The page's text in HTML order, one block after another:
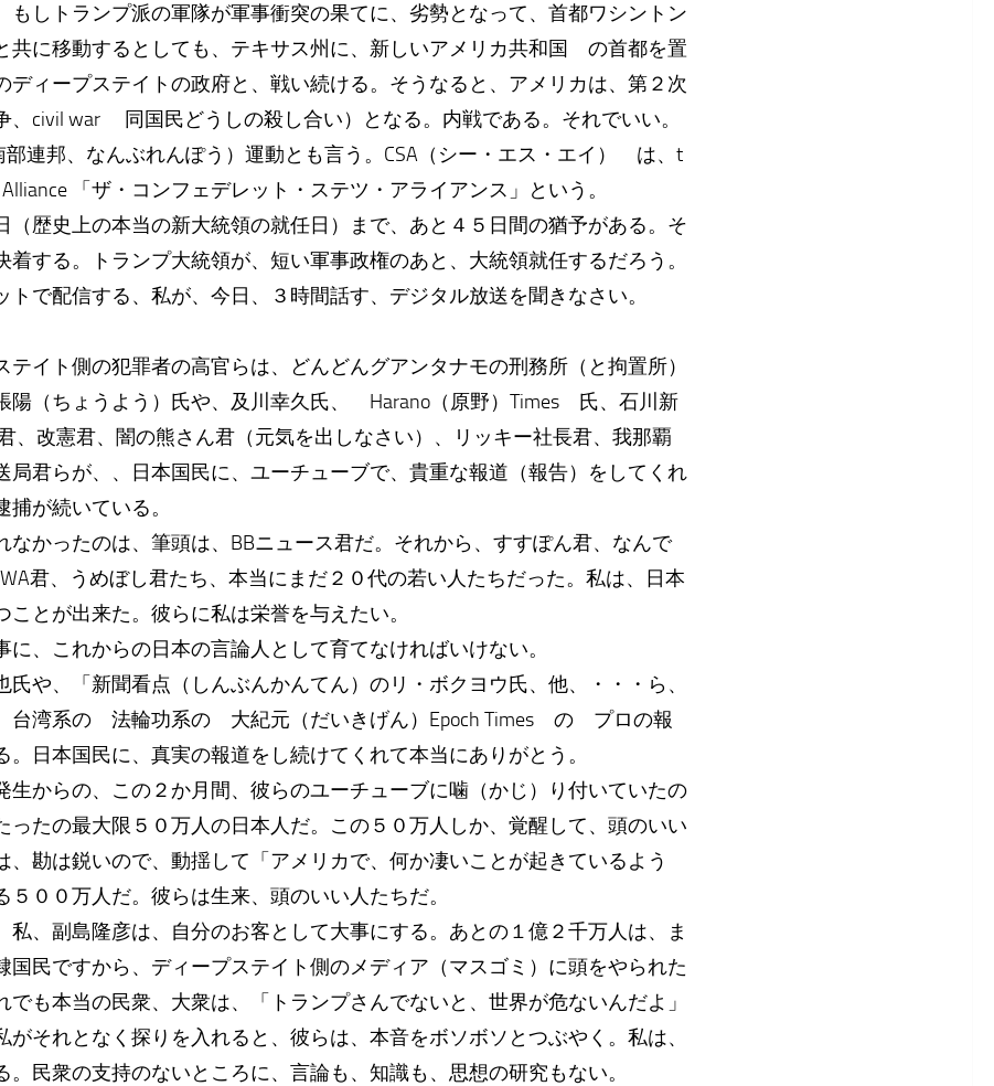
しトランプ派の軍隊が軍事衝突の果てに、劣勢となって、首都ワシントン
共に移動するとしても、テキサス州に、新しいアメリカ共和国 の首都を置
ディープステイトの政府と、戦い続ける。そうなると、アメリカは、第２次
、civil war 同国民どうしの殺し合い）となる。内戦である。それでいい。
連邦、なんぶれんぽう）運動とも言う。CSA（シー・エス・エイ） は、t
Alliance 「ザ・コンフェデレット・ステツ・アライアンス」という。
歴史上の本当の新大統領の就任日）まで、あと４５日間の猶予がある。そ
着する。トランプ大統領が、短い軍事政権のあと、大統領就任するだろう。
で配信する、私が、今日、３時間話す、デジタル放送を聞きなさい。
イト側の犯罪者の高官らは、どんどんグアンタナモの刑務所（と拘置所）
（ちょうよう）氏や、及川幸久氏、 Harano（原野）Times 氏、石川新
、改憲君、闇の熊さん君（元気を出しなさい）、リッキー社長君、我那覇
局君らが、、日本国民に、ユーチューブで、貴重な報道（報告）をしてくれ
が続いている。
かったのは、筆頭は、BBニュース君だ。それから、すすぽん君、なんで
君、うめぼし君たち、本当にまだ２０代の若い人たちだった。私は、日本
とが出来た。彼らに私は栄誉を与えたい。
、これからの日本の言論人として育てなければいけない。
や、「新聞看点（しんぶんかんてん）のリ・ボクヨウ氏、他、・・・ら、
台湾系の 法輪功系の 大紀元（だいきげん）Epoch Times の プロの報
。日本国民に、真実の報道をし続けてくれて本当にありがとう。
からの、この２か月間、彼らのユーチューブに噛（かじ）り付いていたの
ったの最大限５０万人の日本人だ。この５０万人しか、覚醒して、頭のいい
、勘は鋭いので、動揺して「アメリカで、何か凄いことが起きているよう
５００万人だ。彼らは生来、頭のいい人たちだ。
、副島隆彦は、自分のお客として大事にする。あとの１億２千万人は、ま
国民ですから、ディープステイト側のメディア（マスゴミ）に頭をやられた
でも本当の民衆、大衆は、「トランプさんでないと、世界が危ないんだよ」
がそれとなく探りを入れると、彼らは、本音をボソボソとつぶやく。私は、
。民衆の支持のないところに、言論も、知識も、思想の研究もない。